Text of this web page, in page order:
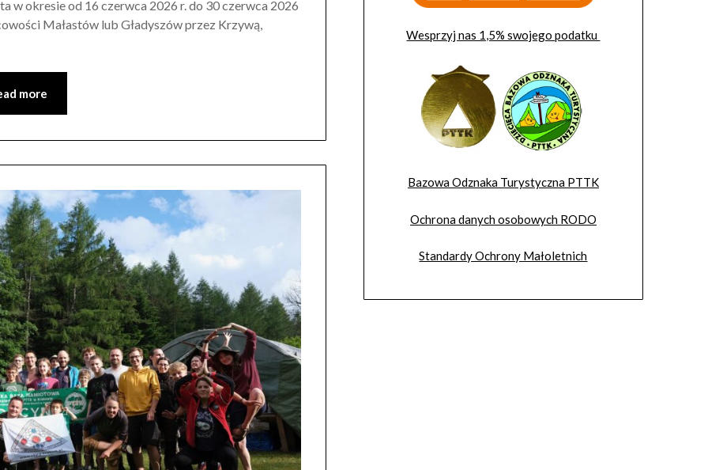
w okresie od 16 czerwca 2026 r. do 30 czerwca 2026
Małastów lub Gładyszów przez Krzywą,
more
Wesprzyj nas 1,5% swojego podatku
Bazowa Odznaka Turystyczna PTTK
Ochrona danych osobowych RODO
Standardy Ochrony Małoletnich